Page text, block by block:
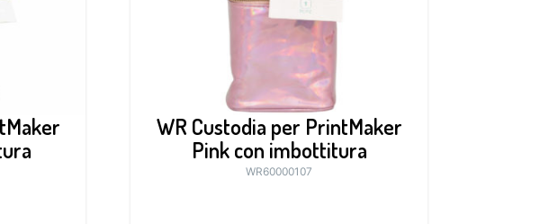
WR Custodia per PrintMaker
Pink con imbottitura
WR60000107